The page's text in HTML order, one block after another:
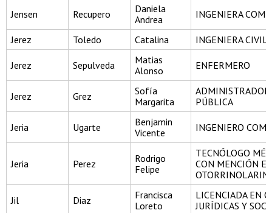
Jensen Recupero
Daniela
Andrea
INGENIERA
Jerez Toledo Catalina INGENIERA CIVIL
Jerez Sepulveda
Matias
Alonso
ENFERMERO
Jerez Grez
Sofía
Margarita
PÚBLICA
Jeria Ugarte
Benjamin
Vicente
INGENIERO
Jeria Perez
Rodrigo
Felipe
TECNÓLOGO
CON MENCIÓN
Jil Diaz
Francisca
Loreto
LICENCIADA EN
JURÍDICAS Y